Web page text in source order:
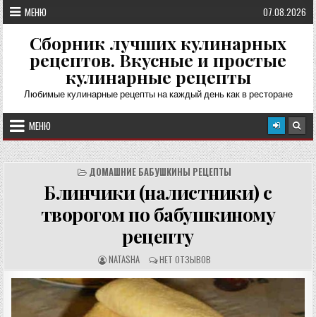
Перейти
к
содержимому
МЕНЮ 07.08.2026
Сборник лучших кулинарных
рецептов. Вкусные и простые
кулинарные рецепты
Любимые кулинарные рецепты на каждый день как в ресторане
МЕНЮ
ДОМАШНИЕ БАБУШКИНЫ РЕЦЕПТЫ
Блинчики (налистники) с
творогом по бабушкиному
рецепту
А
В
Т
О
Р
Е
NATASHA О
Т
З
Ы
В
Ы
:
НЕТ ОТЗЫВОВ